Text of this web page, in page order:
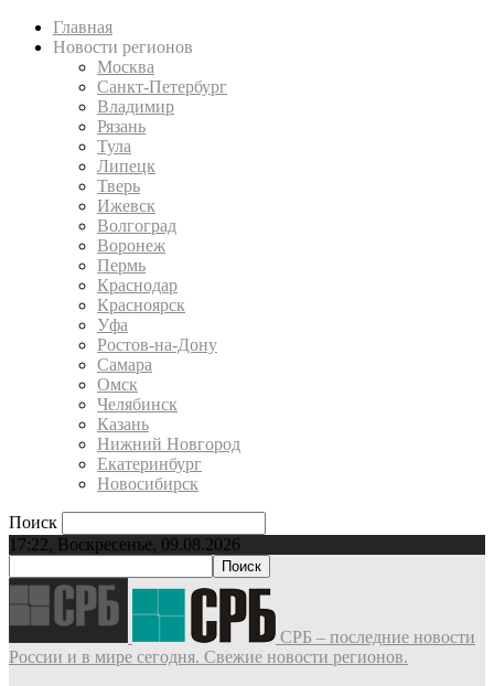
Главная
Новости регионов
Москва
Санкт-Петербург
Владимир
Рязань
Тула
Липецк
Тверь
Ижевск
Волгоград
Воронеж
Пермь
Краснодар
Красноярск
Уфа
Ростов-на-Дону
Самара
Омск
Челябинск
Казань
Нижний Новгород
Екатеринбург
Новосибирск
Поиск
17:22, Воскресенье, 09.08.2026
СРБ – последние новости
России и в мире сегодня. Свежие новости регионов.